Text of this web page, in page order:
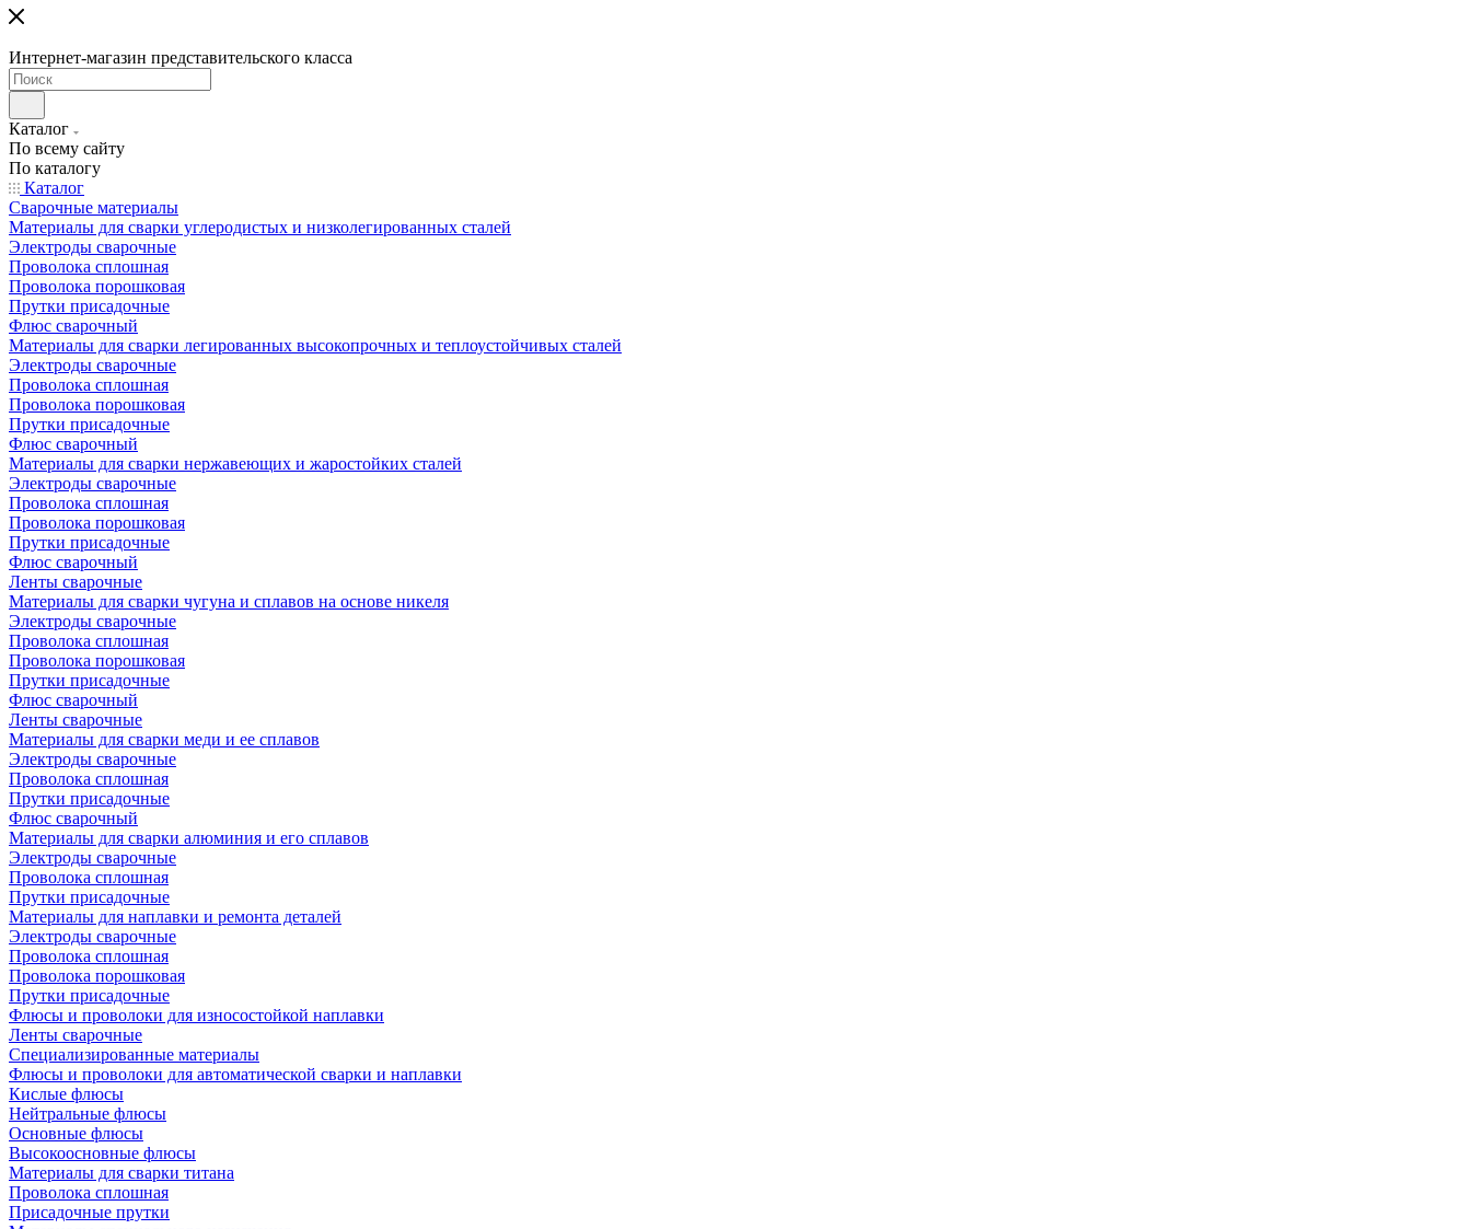
Интернет-магазин представительского класса
Каталог
По всему сайту
По каталогу
Каталог
Сварочные материалы
Материалы для сварки углеродистых и низколегированных сталей
Электроды сварочные
Проволока сплошная
Проволока порошковая
Прутки присадочные
Флюс сварочный
Материалы для сварки легированных высокопрочных и теплоустойчивых сталей
Электроды сварочные
Проволока сплошная
Проволока порошковая
Прутки присадочные
Флюс сварочный
Материалы для сварки нержавеющих и жаростойких сталей
Электроды сварочные
Проволока сплошная
Проволока порошковая
Прутки присадочные
Флюс сварочный
Ленты сварочные
Материалы для сварки чугуна и сплавов на основе никеля
Электроды сварочные
Проволока сплошная
Проволока порошковая
Прутки присадочные
Флюс сварочный
Ленты сварочные
Материалы для сварки меди и ее сплавов
Электроды сварочные
Проволока сплошная
Прутки присадочные
Флюс сварочный
Материалы для сварки алюминия и его сплавов
Электроды сварочные
Проволока сплошная
Прутки присадочные
Материалы для наплавки и ремонта деталей
Электроды сварочные
Проволока сплошная
Проволока порошковая
Прутки присадочные
Флюсы и проволоки для износостойкой наплавки
Ленты сварочные
Специализированные материалы
Флюсы и проволоки для автоматической сварки и наплавки
Кислые флюсы
Нейтральные флюсы
Основные флюсы
Высокоосновные флюсы
Материалы для сварки титана
Проволока сплошная
Присадочные прутки